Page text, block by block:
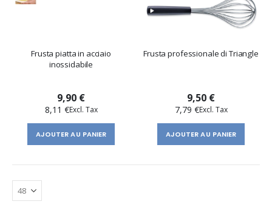
Frusta piatta in acciaio
inossidabile
9,90 €
8,11 €
AJOUTER AU PANIER
Frusta professionale di Triangle
9,50 €
7,79 €
AJOUTER AU PANIER